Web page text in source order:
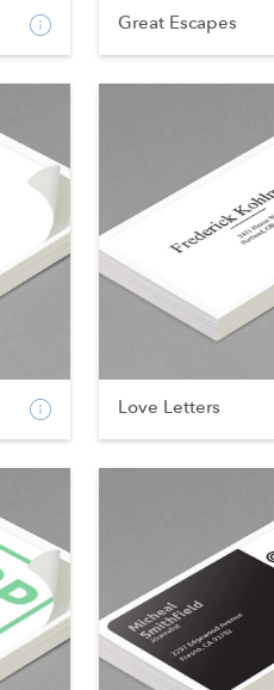
Great Escapes
Love Letters